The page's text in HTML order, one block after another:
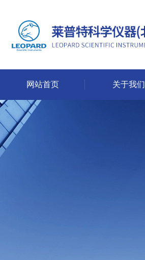
网站首页 关于我们